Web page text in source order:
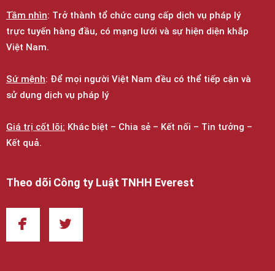
Tầm nhìn: Trở thành tổ chức cung cấp dịch vụ pháp lý
trực tuyến hàng đầu, có mạng lưới và sự hiện diện khắp
Việt Nam.
Sứ mệnh: Để mọi người Việt Nam đều có thể tiếp cận và
sử dụng dịch vụ pháp lý
Giá trị cốt lõi: Khác biệt – Chia sẻ – Kết nối – Tin tưởng –
Kết quả.
Theo dõi Công ty Luật TNHH Everest